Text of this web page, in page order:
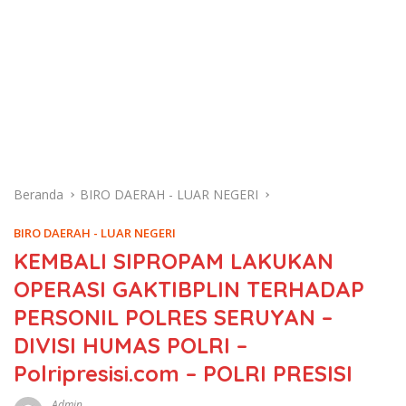
Beranda BIRO DAERAH - LUAR NEGERI
BIRO DAERAH - LUAR NEGERI
KEMBALI SIPROPAM LAKUKAN
OPERASI GAKTIBPLIN TERHADAP
PERSONIL POLRES SERUYAN –
DIVISI HUMAS POLRI –
Polripresisi.com – POLRI PRESISI